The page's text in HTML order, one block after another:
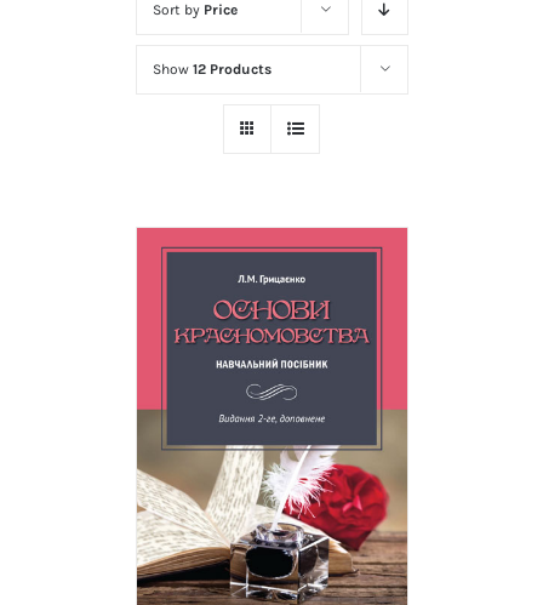
Sort by Price
Show 12 Products